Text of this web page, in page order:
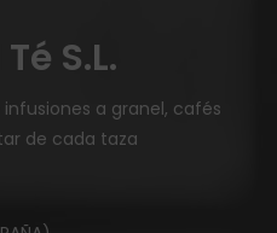
S.L.
a granel, cafés
de cada taza